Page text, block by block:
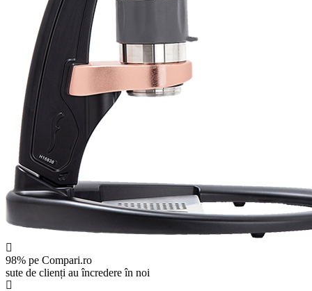
98% pe Compari.ro
sute de clienți au încredere în noi